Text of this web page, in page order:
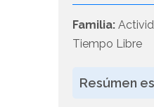
Familia:
Tiempo Libre
Resúmen